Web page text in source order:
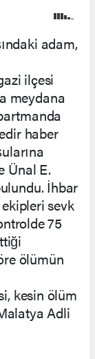
adam,
ilçesi
meydana
haber
Ünal E.
İhbar
sevk
75
ölümün
kesin ölüm
Adli